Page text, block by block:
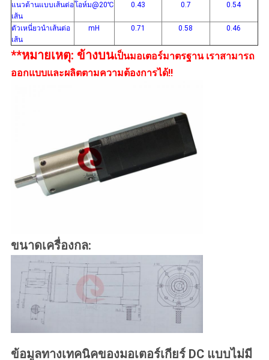
แนวต้านแบบเส้นต่อ
เส้น
โอห์ม@20℃ 0.43 0.7 0.54
ตัวเหนี่ยวนำเส้นต่อ
เส้น
mH 0.71 0.58 0.46
**หมายเหตุ: ข้างบนเป็นมอเตอร์มาตรฐาน เราสามารถ
ออกแบบและผลิตตามความต้องการได้!!
ขนาดเครื่องกล:
ข้อมูลทางเทคนิคของมอเตอร์เกียร์ DC แบบไม่มี